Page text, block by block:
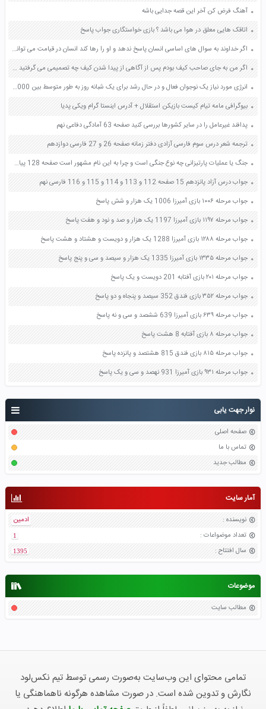
نوار جهت یابی
صفحه اصلی
تماس با ما
مطالب جدید
آمار سایت
نویسنده :
ادمین
تعداد موضواعات :
1
سال افتتاح :
1395
موضوعات
مطالب سایت
آهنگ فرض کن آخر این قصه جدایی باشه
اتاقک هایی معلق در هوا می باشد ؟ بازی خواستگاری جواب پاسخ
اگر خداوند به سوال های اساسی انسان پاسخ ندهد و او را رها کند انسان در قیامت می تواند بگوید صفحه 16 دین و زندگی یازدهم
اگر من به جای صاحب کیف بودم پس از آگاهی از پیدا شدن کیف چه تصمیمی می گرفتید صفحه 23 تفکر و پژوهش ششم
انرژی مورد نیاز یک نوجوان فعال و در حال رشد برای یک شبانه روز به طور متوسط بین 10000 تا 12000 کیلو ژول است با توجه به نتیجه خود را بیازمایید صفحه قبل آیا این وعده غذایی برای صبحانه یک نوجوان در سن و سال شما کافی است یا خیر؟ صفحه 72 علوم هفتم
بیوگرافی مامه تیام کیست بازیکن استقلال + آدرس اینستا گرام ویکی پدیا
پدافند غیرعامل را در سایر کشورها بررسی کنید صفحه 63 آمادگی دفاعی نهم
ترجمه شعر درس سوم فارسی آزادی دفتر زمانه صفحه 26 و 27 فارسی دوازدهم
جنگ یا عملیات پارتیزانی چه نوع جنگی است و چرا به این نام مشهور است صفحه 128 پیام های آسمان هفتم
جواب درس آزاد پانزدهم 15 صفحه 112 و 113 و 114 و 115 و 116 فارسی نهم
جواب مرحله ۱۰۰۶ بازی آمیرزا 1006 یک هزار و شش پاسخ
جواب مرحله ۱۱۹۷ بازی آمیرزا 1197 یک هزار و صد و نود و هفت پاسخ
جواب مرحله ۱۲۸۸ بازی آمیرزا 1288 یک هزار و دویست و هشتاد و هشت پاسخ
جواب مرحله ۱۳۳۵ بازی آمیرزا 1335 یک هزار و سیصد و سی و پنج پاسخ
جواب مرحله ۲۰۱ بازی آفتابه 201 دویست و یک پاسخ
جواب مرحله ۳۵۲ بازی فندق 352 سیصد و پنجاه و دو پاسخ
جواب مرحله ۶۳۹ بازی آمیرزا 639 ششصد و سی و نه پاسخ
جواب مرحله ۸ بازی آفتابه 8 هشت پاسخ
جواب مرحله ۸۱۵ بازی فندق 815 هشتصد و پانزده پاسخ
جواب مرحله ۹۳۱ بازی آمیرزا 931 نهصد و سی و یک پاسخ
تمامی محتوای این وب‌سایت به‌صورت رسمی توسط تیم نکس‌لود
نگارش و تدوین شده است. در صورت مشاهده هرگونه ناهماهنگی یا